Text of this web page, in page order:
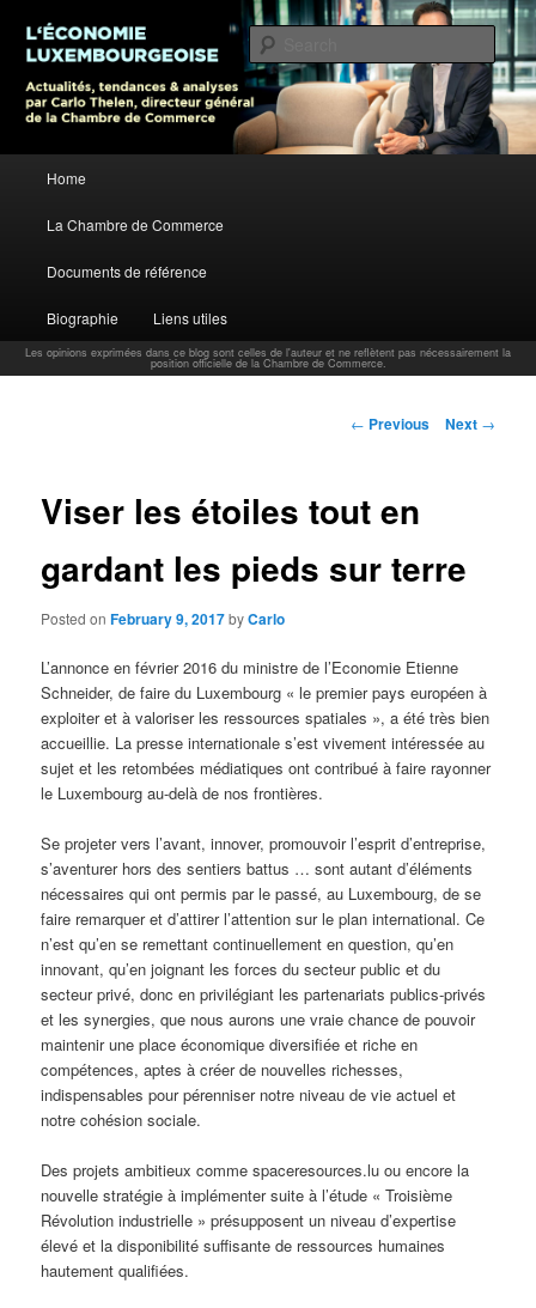
Carlo Thelen Blog
L’économie luxembourgeoise : Actualités, tendances et analyses par Carlo
Thelen, Directeur Général, Chambre de Commerce
Skip to primary content
Home
La Chambre de Commerce
Documents de référence
Biographie Liens utiles
Les opinions exprimées dans ce blog sont celles de l'auteur et ne reflètent pas nécessairement la
position officielle de la Chambre de Commerce.
Post navigation
← Previous Next →
Viser les étoiles tout en
gardant les pieds sur terre
Posted onFebruary 9, 2017byCarlo
L’annonce en février 2016 du ministre de l’Economie Etienne
Schneider, de faire du Luxembourg « le premier pays européen à
exploiter et à valoriser les ressources spatiales », a été très bien
accueillie. La presse internationale s’est vivement intéressée au
sujet et les retombées médiatiques ont contribué à faire rayonner
le Luxembourg au-delà de nos frontières.
Se projeter vers l’avant, innover, promouvoir l’esprit d’entreprise,
s’aventurer hors des sentiers battus … sont autant d’éléments
nécessaires qui ont permis par le passé, au Luxembourg, de se
faire remarquer et d’attirer l’attention sur le plan international. Ce
n’est qu’en se remettant continuellement en question, qu’en
innovant, qu’en joignant les forces du secteur public et du
secteur privé, donc en privilégiant les partenariats publics-privés
et les synergies, que nous aurons une vraie chance de pouvoir
maintenir une place économique diversifiée et riche en
compétences, aptes à créer de nouvelles richesses,
indispensables pour pérenniser notre niveau de vie actuel et
notre cohésion sociale.
Des projets ambitieux comme spaceresources.lu ou encore la
nouvelle stratégie à implémenter suite à l’étude « Troisième
Révolution industrielle » présupposent un niveau d’expertise
élevé et la disponibilité suffisante de ressources humaines
hautement qualifiées.